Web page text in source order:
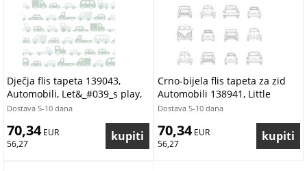
Dječja flis tapeta 139043,
Automobili, Let&_#039_s play,
Esta
Dostava 5-10 dana
70,34 EUR
56,27
Crno-bijela flis tapeta za zid
Automobili 138941, Little
Bandits, Esta
Dostava 5-10 dana
70,34 EUR
56,27